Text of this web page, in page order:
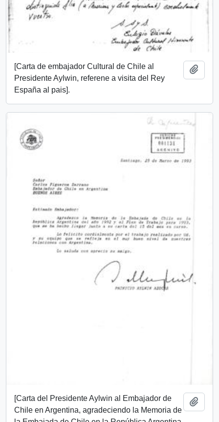
[Carta de embajador Cultural de Chile al
Presidente Aylwin, referene a visita del Rey
España al pais].
[Carta del Presidente Aylwin al Embajador de
Chile en Argentina, agradeciendo la Memoria de